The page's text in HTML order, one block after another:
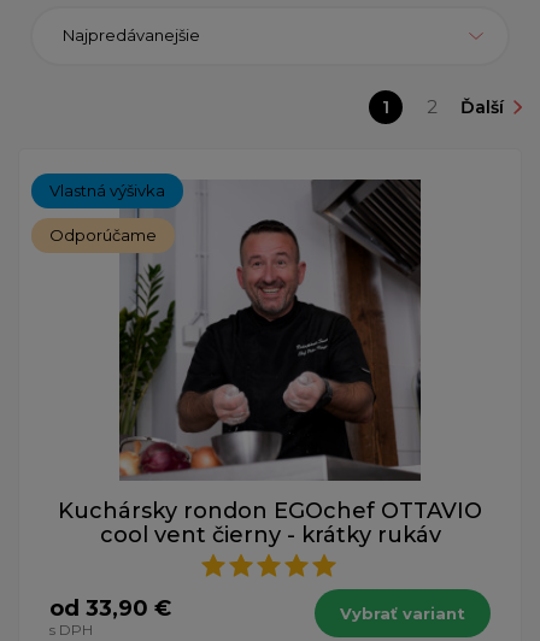
Najpredávanejšie
1 2 Ďalší
Vlastná výšivka
Odporúčame
Kuchársky rondon EGOchef OTTAVIO
cool vent čierny - krátky rukáv
od 33,90 €
s DPH
Vybrať variant